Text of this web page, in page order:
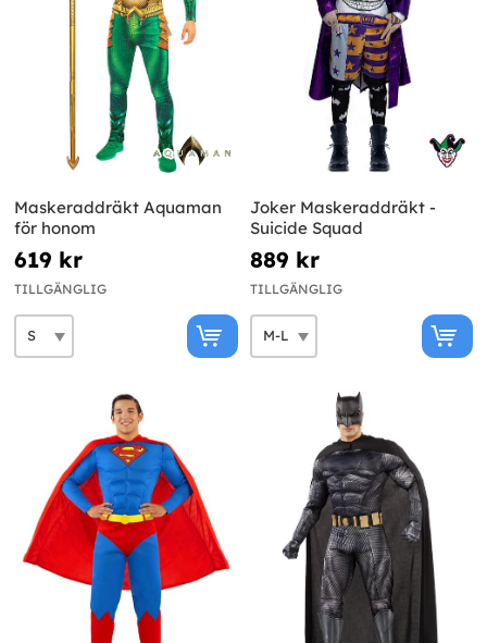
Maskeraddräkt Aquaman
för honom
619 kr
TILLGÄNGLIG
Joker Maskeraddräkt -
Suicide Squad
889 kr
TILLGÄNGLIG